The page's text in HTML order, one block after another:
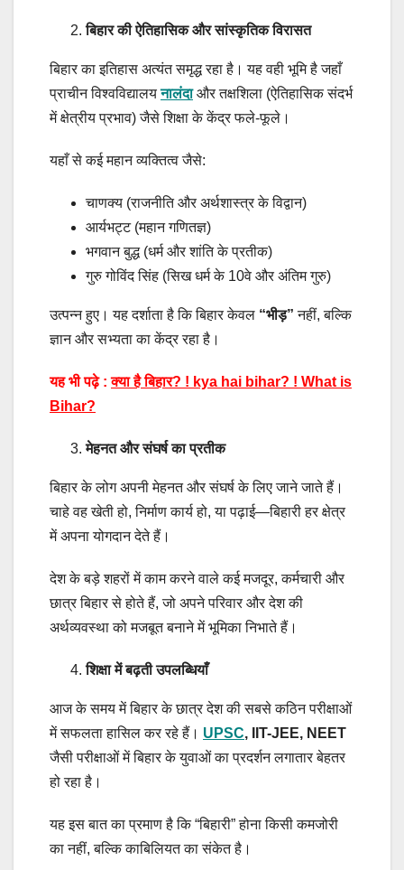
बिहार की ऐतिहासिक और सांस्कृतिक विरासत
बिहार का इतिहास अत्यंत समृद्ध रहा है। यह वही भूमि है जहाँ
प्राचीन विश्वविद्यालयनालंदा और तक्षशिला (ऐतिहासिक संदर्भ
में क्षेत्रीय प्रभाव) जैसे शिक्षा के केंद्र फले-फूले।
यहाँ से कई महान व्यक्तित्व जैसे:
चाणक्य (राजनीति और अर्थशास्त्र के विद्वान)
आर्यभट्ट (महान गणितज्ञ)
भगवान बुद्ध (धर्म और शांति के प्रतीक)
गुरु गोविंद सिंह (सिख धर्म के 10वे और अंतिम गुरु)
उत्पन्न हुए। यह दर्शाता है कि बिहार केवल “भीड़” नहीं, बल्कि
ज्ञान और सभ्यता का केंद्र रहा है।
यह भी पढ़े :क्या है बिहार? ! kya hai bihar? ! What is
Bihar?
मेहनत और संघर्ष का प्रतीक
बिहार के लोग अपनी मेहनत और संघर्ष के लिए जाने जाते हैं।
चाहे वह खेती हो, निर्माण कार्य हो, या पढ़ाई—बिहारी हर क्षेत्र
में अपना योगदान देते हैं।
देश के बड़े शहरों में काम करने वाले कई मजदूर, कर्मचारी और
छात्र बिहार से होते हैं, जो अपने परिवार और देश की
अर्थव्यवस्था को मजबूत बनाने में भूमिका निभाते हैं।
शिक्षा में बढ़ती उपलब्धियाँ
आज के समय में बिहार के छात्र देश की सबसे कठिन परीक्षाओं
में सफलता हासिल कर रहे हैं। UPSC, IIT-JEE, NEET
जैसी परीक्षाओं में बिहार के युवाओं का प्रदर्शन लगातार बेहतर
हो रहा है।
यह इस बात का प्रमाण है कि “बिहारी” होना किसी कमजोरी
का नहीं, बल्कि काबिलियत का संकेत है।